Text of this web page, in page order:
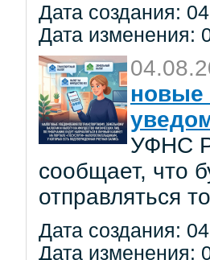
Дата создания:
Дата изменения:
новые
УФНС
сообщает, что
отправляться
Дата создания:
Дата изменения: